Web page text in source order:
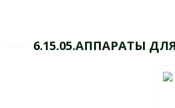
6.15.05.АППАРАТЫ